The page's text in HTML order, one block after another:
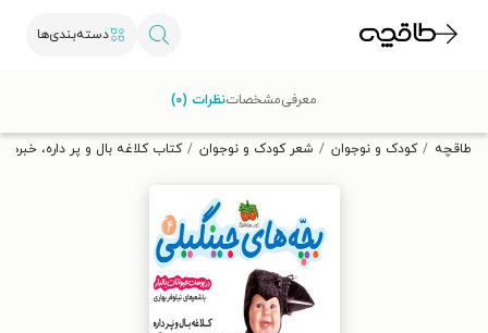
دسته‌بندی‌ها
تخفیف از طاقچه دریافت کن.
طاقچه کودک و نوجوان شعر کودک و نوجوان کتاب کلاغه بال و پر داره،
معرفیمشخصاتنظرات (۰)